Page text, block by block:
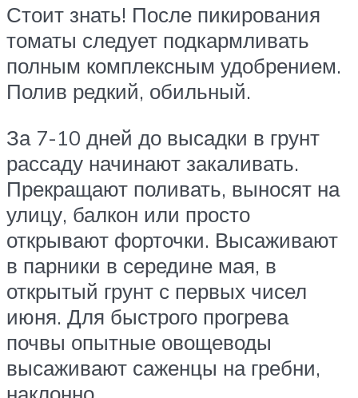
Стоит знать! После пикирования
томаты следует подкармливать
полным комплексным удобрением.
Полив редкий, обильный.
За 7-10 дней до высадки в грунт
рассаду начинают закаливать.
Прекращают поливать, выносят на
улицу, балкон или просто
открывают форточки. Высаживают
в парники в середине мая, в
открытый грунт с первых чисел
июня. Для быстрого прогрева
почвы опытные овощеводы
высаживают саженцы на гребни,